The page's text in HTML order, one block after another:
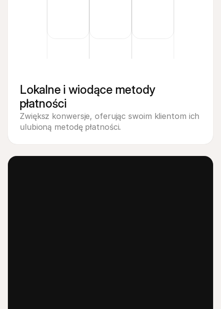
Lokalne i wiodące metody
płatności
Zwiększ konwersje, oferując swoim klientom ich
ulubioną metodę płatności.